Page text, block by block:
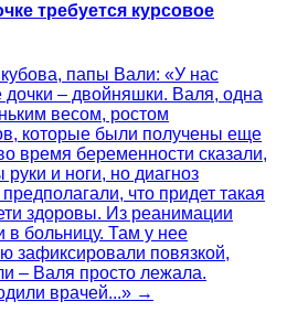
требуется курсовое
папы Вали: «У нас
– двойняшки. Валя, одна
весом, ростом
которые были получены еще
время беременности сказали,
руки и ноги, но диагноз
что придет такая
здоровы. Из реанимации
в больницу. Там у нее
зафиксировали повязкой,
– Валя просто лежала.
врачей...» →